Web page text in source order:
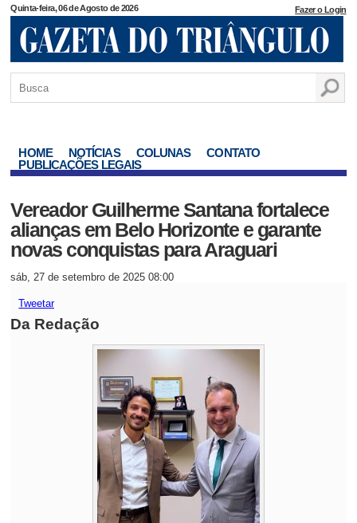
Quinta-feira, 06 de Agosto de 2026 Fazer o Login
HOME NOTÍCIAS COLUNAS
CONTATO
PUBLICAÇÕES LEGAIS
Vereador Guilherme Santana fortalece
alianças em Belo Horizonte e garante
novas conquistas para Araguari
sáb, 27 de setembro de 2025 08:00
Tweetar
Da Redação